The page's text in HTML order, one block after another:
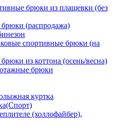
брюки из плащевки (без
(распродажа)
спортивные брюки (на
из коттона (осень/весна)
брюки
куртка
(холлофайбер),